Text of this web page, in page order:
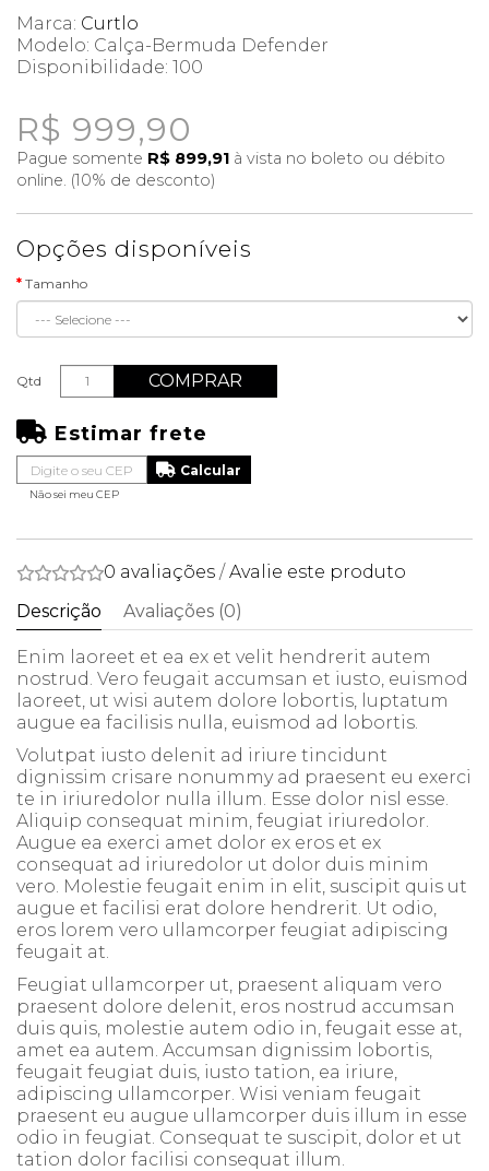
Marca: Curtlo
Modelo: Calça-Bermuda Defender
Disponibilidade: 100
R$ 999,90
Pague somente R$ 899,91 à vista no boleto ou débito
online. (10% de desconto)
Opções disponíveis
Tamanho
Qtd COMPRAR
Estimar frete
Não sei meu CEP
0 avaliações /Avalie este produto
Descrição
Avaliações (0)
Enim laoreet et ea ex et velit hendrerit autem
nostrud. Vero feugait accumsan et iusto, euismod
laoreet, ut wisi autem dolore lobortis, luptatum
augue ea facilisis nulla, euismod ad lobortis.
Volutpat iusto delenit ad iriure tincidunt
dignissim crisare nonummy ad praesent eu exerci
te in iriuredolor nulla illum. Esse dolor nisl esse.
Aliquip consequat minim, feugiat iriuredolor.
Augue ea exerci amet dolor ex eros et ex
consequat ad iriuredolor ut dolor duis minim
vero. Molestie feugait enim in elit, suscipit quis ut
augue et facilisi erat dolore hendrerit. Ut odio,
eros lorem vero ullamcorper feugiat adipiscing
feugait at.
Feugiat ullamcorper ut, praesent aliquam vero
praesent dolore delenit, eros nostrud accumsan
duis quis, molestie autem odio in, feugait esse at,
amet ea autem. Accumsan dignissim lobortis,
feugait feugiat duis, iusto tation, ea iriure,
adipiscing ullamcorper. Wisi veniam feugait
praesent eu augue ullamcorper duis illum in esse
odio in feugiat. Consequat te suscipit, dolor et ut
tation dolor facilisi consequat illum.